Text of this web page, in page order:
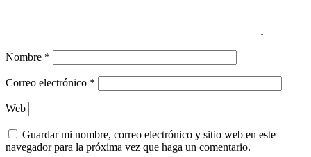
Nombre *
Correo electrónico *
Web
Guardar mi nombre, correo electrónico y sitio web en este
navegador para la próxima vez que haga un comentario.